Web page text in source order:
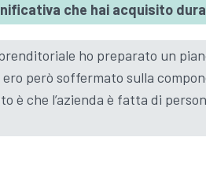
che hai acquisito
ho preparato un
però soffermato sulla
è che l’azienda è fatta di